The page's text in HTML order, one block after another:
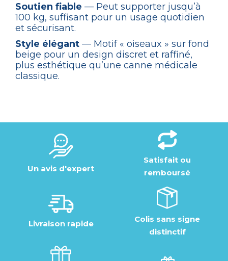
Soutien fiable — Peut supporter jusqu’à
100 kg, suffisant pour un usage quotidien
et sécurisant.
Style élégant — Motif « oiseaux » sur fond
beige pour un design discret et raffiné,
plus esthétique qu’une canne médicale
classique.
Un avis d'expert
Satisfait ou
remboursé
Livraison rapide
Colis sans signe
distinctif